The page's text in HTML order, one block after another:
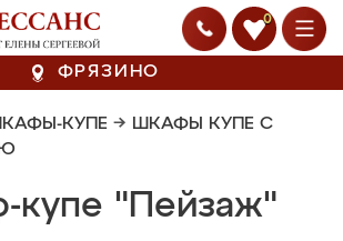
0
ФРЯЗИНО
КУПЕ → ШКАФЫ КУПЕ С
купе "Пейзаж"